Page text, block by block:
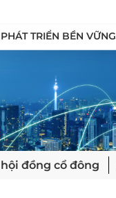
PHÁT TRIỂN BỀN VỮNG
đồng cổ đông